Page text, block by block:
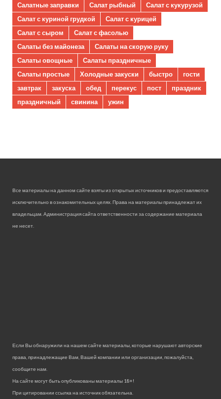
Салатные заправки
Салат рыбный
Салат с кукурузой
Салат с куриной грудкой
Салат с курицей
Салат с сыром
Салат с фасолью
Салаты без майонеза
Салаты на скорую руку
Салаты овощные
Салаты праздничные
Салаты простые
Холодные закуски быстро
гости
завтрак
закуска обед перекус пост
праздник
праздничный
свинина ужин
Все материалы на данном сайте взяты из открытых источников и предоставляются
исключительно в ознакомительных целях. Права на материалы принадлежат их
владельцам. Администрация сайта ответственности за содержание материала
не несет.
Если Вы обнаружили на нашем сайте материалы, которые нарушают авторские
права, принадлежащие Вам, Вашей компании или организации, пожалуйста,
сообщите нам.
На сайте могут быть опубликованы материалы 18+!
При цитировании ссылка на источник обязательна.